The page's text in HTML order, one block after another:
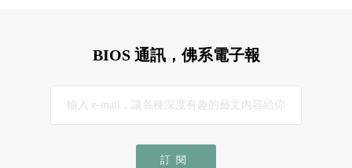
BIOS 通訊，佛系電子報
訂閱